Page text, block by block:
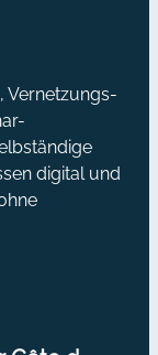
Vernetzungs-
digital und